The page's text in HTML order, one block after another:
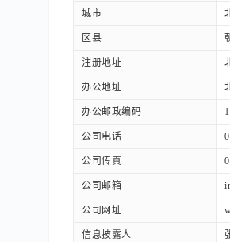
城市
区县
注册地址
办公地址
办公邮政编码
公司电话
公司传真
公司邮箱
公司网址
信息披露人